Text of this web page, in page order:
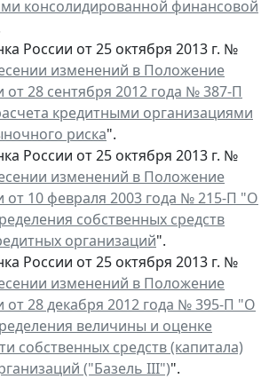
консолидированной финансовой
России от 25 октября 2013 г. №
изменений в Положение
от 28 сентября 2012 года № 387-П
кредитными организациями
риска".
России от 25 октября 2013 г. №
изменений в Положение
от 10 февраля 2003 года № 215-П "О
собственных средств
организаций".
России от 25 октября 2013 г. №
изменений в Положение
от 28 декабря 2012 года № 395-П "О
величины и оценке
собственных средств (капитала)
("Базель III")".